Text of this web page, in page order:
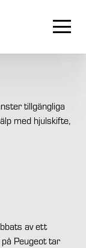
tillgängliga
med hjulskifte,
av ett
Peugeot tar